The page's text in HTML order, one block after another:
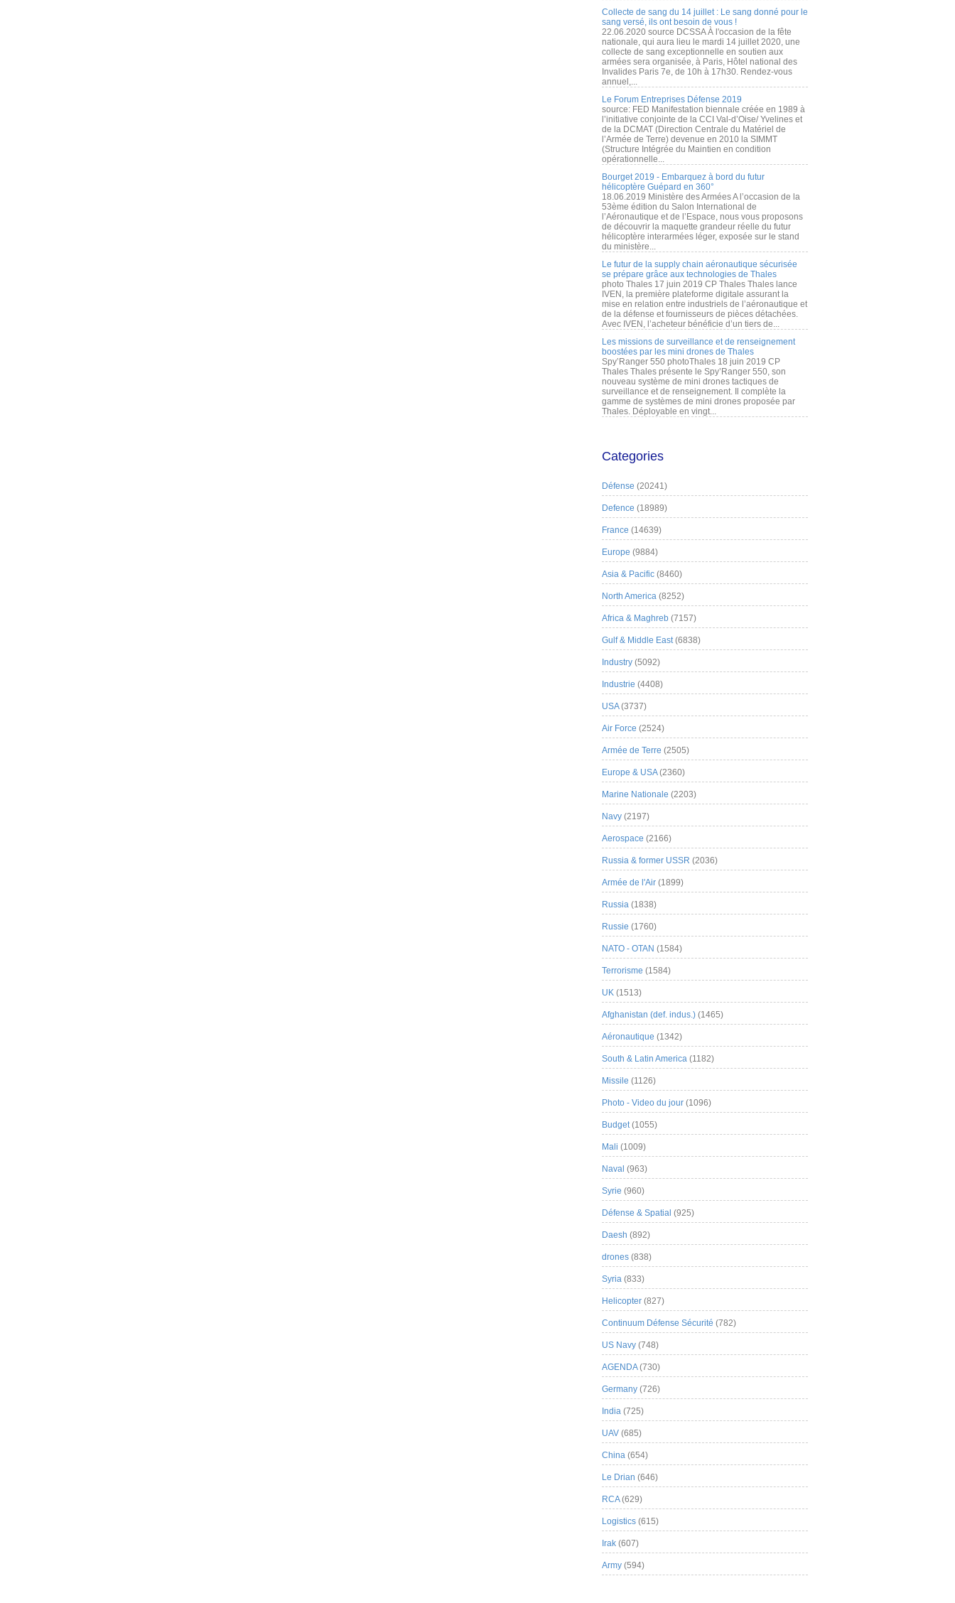
Collecte de sang du 14 juillet : Le sang donné pour le
sang versé, ils ont besoin de vous !
22.06.2020 source DCSSA À l'occasion de la fête
nationale, qui aura lieu le mardi 14 juillet 2020, une
collecte de sang exceptionnelle en soutien aux
armées sera organisée, à Paris, Hôtel national des
Invalides Paris 7e, de 10h à 17h30. Rendez-vous
annuel,...
Le Forum Entreprises Défense 2019
source: FED Manifestation biennale créée en 1989 à
l’initiative conjointe de la CCI Val-d’Oise/ Yvelines et
de la DCMAT (Direction Centrale du Matériel de
l’Armée de Terre) devenue en 2010 la SIMMT
(Structure Intégrée du Maintien en condition
opérationnelle...
Bourget 2019 - Embarquez à bord du futur
hélicoptère Guépard en 360°
18.06.2019 Ministère des Armées A l’occasion de la
53ème édition du Salon International de
l’Aéronautique et de l’Espace, nous vous proposons
de découvrir la maquette grandeur réelle du futur
hélicoptère interarmées léger, exposée sur le stand
du ministère...
Le futur de la supply chain aéronautique sécurisée
se prépare grâce aux technologies de Thales
photo Thales 17 juin 2019 CP Thales Thales lance
IVEN, la première plateforme digitale assurant la
mise en relation entre industriels de l’aéronautique et
de la défense et fournisseurs de pièces détachées.
Avec IVEN, l’acheteur bénéficie d’un tiers de...
Les missions de surveillance et de renseignement
boostées par les mini drones de Thales
Spy’Ranger 550 photoThales 18 juin 2019 CP
Thales Thales présente le Spy’Ranger 550, son
nouveau système de mini drones tactiques de
surveillance et de renseignement. Il complète la
gamme de systèmes de mini drones proposée par
Thales. Déployable en vingt...
Categories
Défense (20241)
Defence (18989)
France (14639)
Europe (9884)
Asia & Pacific (8460)
North America (8252)
Africa & Maghreb (7157)
Gulf & Middle East(6838)
Industry (5092)
Industrie (4408)
USA(3737)
Air Force (2524)
Armée de Terre (2505)
Europe & USA(2360)
Marine Nationale (2203)
Navy (2197)
Aerospace (2166)
Russia & former USSR (2036)
Armée de l'Air (1899)
Russia (1838)
Russie (1760)
NATO - OTAN (1584)
Terrorisme (1584)
UK (1513)
Afghanistan (def. indus.) (1465)
Aéronautique (1342)
South & Latin America (1182)
Missile (1126)
Photo - Video du jour (1096)
Budget(1055)
Mali (1009)
Naval (963)
Syrie (960)
Défense & Spatial (925)
Daesh (892)
drones (838)
Syria (833)
Helicopter (827)
Continuum Défense Sécurité (782)
US Navy (748)
AGENDA(730)
Germany (726)
India (725)
UAV (685)
China (654)
Le Drian (646)
RCA(629)
Logistics (615)
Irak (607)
Army (594)